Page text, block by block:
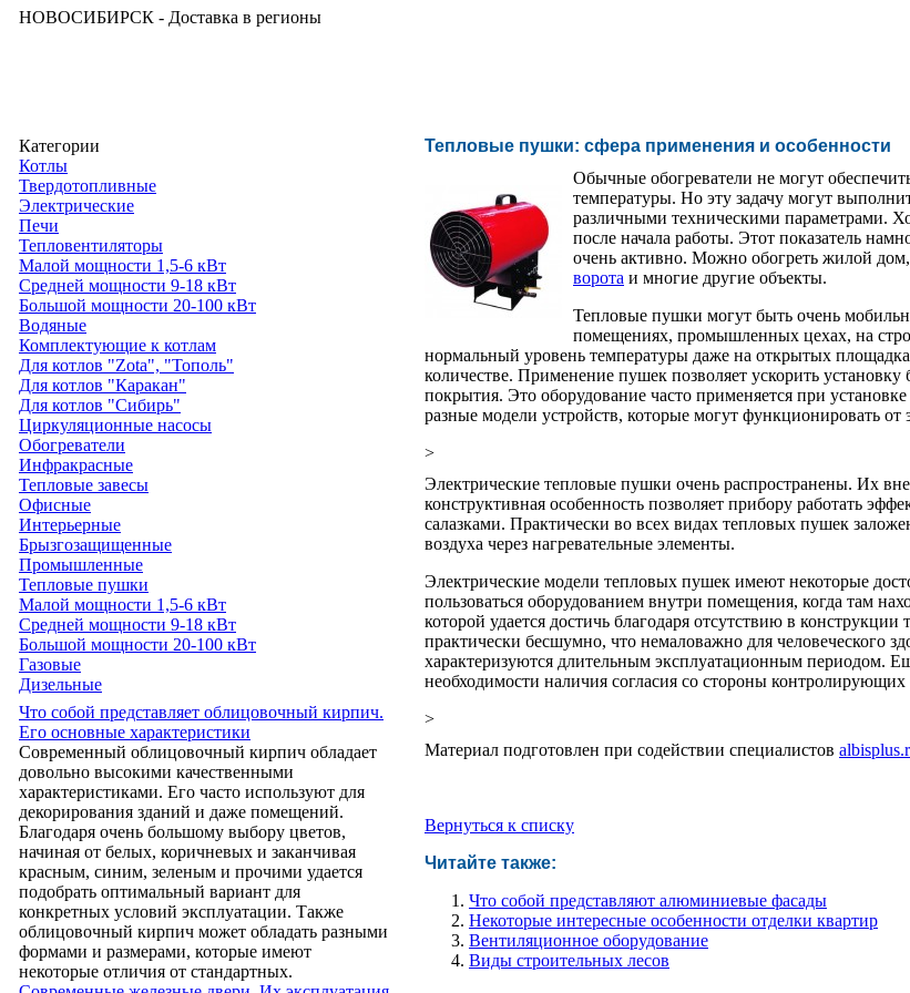
НОВОСИБИРСК - Доставка в регионы
Категории
Котлы
Твердотопливные
Электрические
Печи
Тепловентиляторы
Малой мощности 1,5-6 кВт
Средней мощности 9-18 кВт
Большой мощности 20-100 кВт
Водяные
Комплектующие к котлам
Для котлов "Zota", "Тополь"
Для котлов "Каракан"
Для котлов "Сибирь"
Циркуляционные насосы
Обогреватели
Инфракрасные
Тепловые завесы
Офисные
Интерьерные
Брызгозащищенные
Промышленные
Тепловые пушки
Малой мощности 1,5-6 кВт
Средней мощности 9-18 кВт
Большой мощности 20-100 кВт
Газовые
Дизельные
Что собой представляет облицовочный кирпич.
Его основные характеристики
Современный облицовочный кирпич обладает
довольно высокими качественными
характеристиками. Его часто используют для
декорирования зданий и даже помещений.
Благодаря очень большому выбору цветов,
начиная от белых, коричневых и заканчивая
красным, синим, зеленым и прочими удается
подобрать оптимальный вариант для
конкретных условий эксплуатации. Также
облицовочный кирпич может обладать разными
формами и размерами, которые имеют
некоторые отличия от стандартных.
Тепловые пушки: сфера применения и особенности
Обычные обогреватели не могут
температуры. Но эту задачу могут
различными техническими параметрами.
после начала работы. Этот показатель
очень активно. Можно обогреть жилой
ворота и многие другие объекты.
Тепловые пушки могут быть очень
помещениях, промышленных цехах, на
нормальный уровень температуры даже на открытых
количестве. Применение пушек позволяет ускорить
покрытия. Это оборудование часто применяется при
разные модели устройств, которые могут функционировать от
>
Электрические тепловые пушки очень распространены. Их
конструктивная особенность позволяет прибору работать
салазками. Практически во всех видах тепловых пушек
воздуха через нагревательные элементы.
Электрические модели тепловых пушек имеют некоторые
пользоваться оборудованием внутри помещения, когда там
которой удается достичь благодаря отсутствию в
практически бесшумно, что немаловажно для человеческого
характеризуются длительным эксплуатационным периодом.
необходимости наличия согласия со стороны
>
Материал подготовлен при содействии специалистов
Вернуться к списку
Читайте также:
Что собой представляют алюминиевые фасады
Некоторые интересные особенности ​отделки квартир
Вентиляционное оборудование
Виды строительных лесов